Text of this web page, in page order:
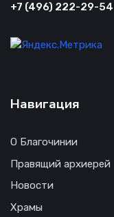
+7 (496) 222-29-54
Навигация
О Благочинии
Правящий архиерей
Новости
Храмы